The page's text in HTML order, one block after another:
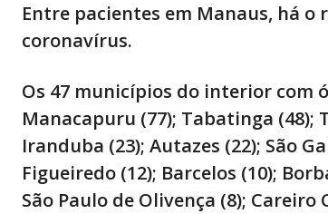
Entre pacientes em Manaus, há
coronavírus.
Os 47 municípios do interior com
Manacapuru (77); Tabatinga (48);
Iranduba (23); Autazes (22); São
Figueiredo (12); Barcelos (10);
São Paulo de Olivença (8);